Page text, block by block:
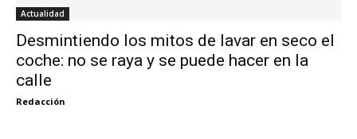
Actualidad
Desmintiendo los mitos de lavar en seco el
coche: no se raya y se puede hacer en la
calle
Redacción